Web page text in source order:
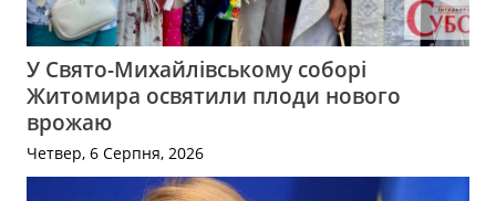
У Свято-Михайлівському соборі
Житомира освятили плоди нового
врожаю
Четвер, 6 Серпня, 2026